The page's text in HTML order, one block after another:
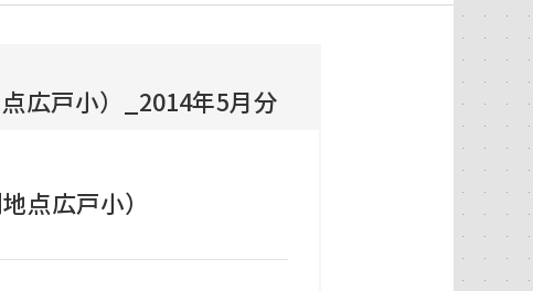
広戸小）_2014年5月分
点広戸小）